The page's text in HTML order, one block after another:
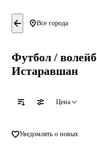
Все города
Футбол /
Истаравшан
Цена
Уведомлять о новых